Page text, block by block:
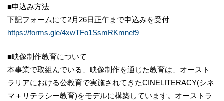
■申込み方法
下記フォームにて2月26日正午まで申込みを受付
https://forms.gle/4xwTFo1SsmRKmnef9
■映像制作教育について
本事業で取組んでいる、映像制作を通じた教育は、オースト
ラリアにおける公教育で実施されてきたCINELITERACY(シネ
マ＋リテラシー教育)をモデルに構築しています。オーストラ